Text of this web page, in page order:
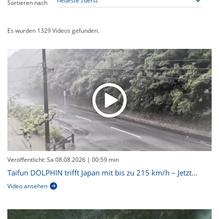
Sortieren nach
Es wurden 1329Videos gefunden.
Veröffentlicht: Sa 08.08.2026 | 00:59 min
Taifun DOLPHIN trifft Japan mit bis zu 215 km/h – Jetzt...
Video ansehen